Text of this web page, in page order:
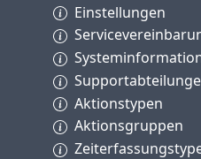
Einstellungen
Aktionstypen
Aktionsgruppen